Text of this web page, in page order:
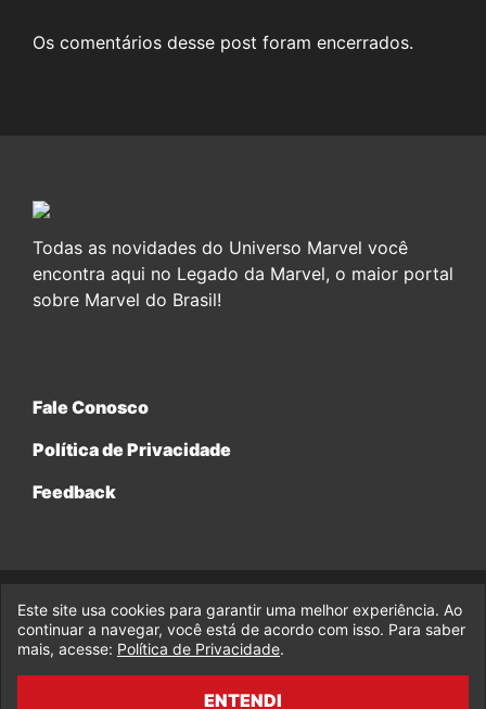
Os comentários desse post foram encerrados.
Todas as novidades do Universo Marvel você
encontra aqui no Legado da Marvel, o maior portal
sobre Marvel do Brasil!
Fale Conosco
Política de Privacidade
Feedback
© 2017-2026 Legado da Marvel, uma empresa da Legado
Enterprises.
fabiolobo
Este site usa cookies para garantir uma melhor experiência. Ao
continuar a navegar, você está de acordo com isso. Para saber
mais, acesse: Política de Privacidade.
ENTENDI